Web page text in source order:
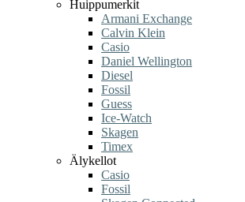
Huippumerkit
Armani Exchange
Calvin Klein
Casio
Daniel Wellington
Diesel
Fossil
Guess
Ice-Watch
Skagen
Timex
Älykellot
Casio
Fossil